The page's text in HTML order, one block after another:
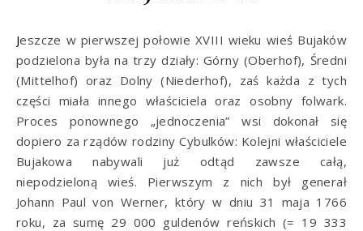
Jeszcze w pierwszej połowie XVIII wieku wieś Bujaków
podzielona była na trzy działy: Górny (Oberhof), Średni
(Mittelhof) oraz Dolny (Niederhof), zaś każda z tych
części miała innego właściciela oraz osobny folwark.
Proces ponownego „jednoczenia” wsi dokonał się
dopiero za rządów rodziny Cybulków: Kolejni właściciele
Bujakowa nabywali już odtąd zawsze całą,
niepodzieloną wieś. Pierwszym z nich był generał
Johann Paul von Werner, który w dniu 31 maja 1766
roku, za sumę 29 000 guldenów reńskich (= 19 333